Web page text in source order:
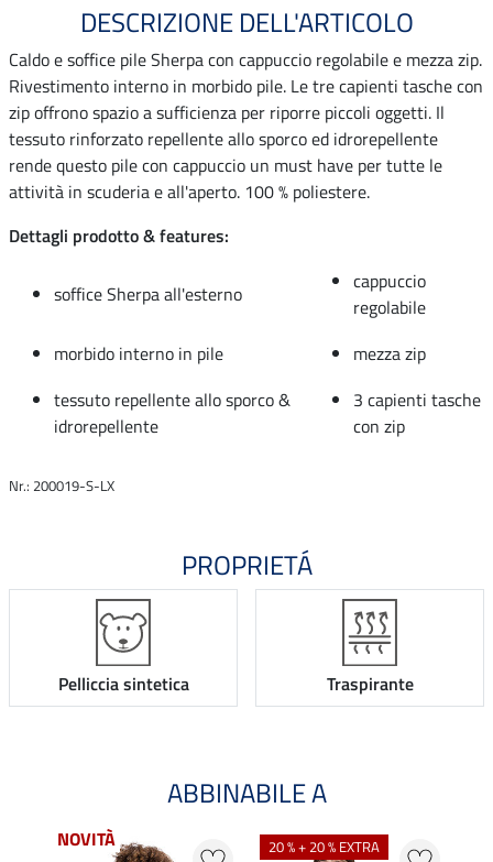
DESCRIZIONE DELL'ARTICOLO
Caldo e soffice pile Sherpa con cappuccio regolabile e mezza zip.
Rivestimento interno in morbido pile. Le tre capienti tasche con
zip offrono spazio a sufficienza per riporre piccoli oggetti. Il
tessuto rinforzato repellente allo sporco ed idrorepellente
rende questo pile con cappuccio un must have per tutte le
attività in scuderia e all'aperto. 100 % poliestere.
Dettagli prodotto & features:
soffice Sherpa all'esterno
cappuccio
regolabile
morbido interno in pile
mezza zip
tessuto repellente allo sporco &
idrorepellente
3 capienti tasche
con zip
Nr.: 200019-S-LX
PROPRIETÁ
Pelliccia sintetica Traspirante
ABBINABILE A
NOVITÀ 20 % + 20 % EXTRA